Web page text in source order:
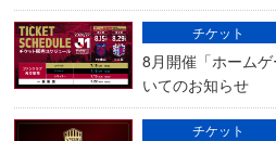
8月開催「ホーム
いてのお知らせ
チケット
チケット